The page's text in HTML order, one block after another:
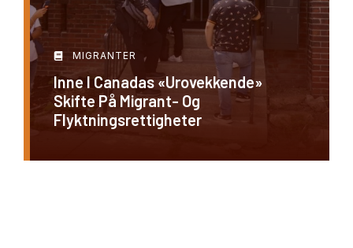
MIGRANTER
Inne I Canadas «urovekkende»
Skifte På Migrant- Og
Flyktningsrettigheter